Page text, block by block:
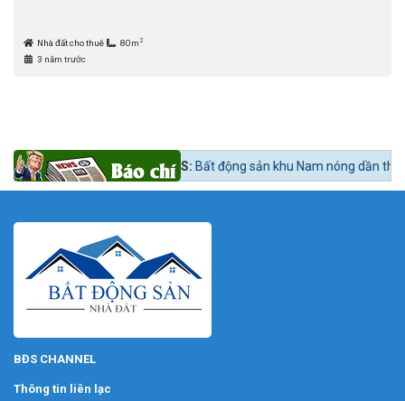
Nhà đất cho thuê 80m 2
3 năm trước
tức 24h BĐS:Bất động sản khu Nam nóng dần theo lộ trình lên quận
BĐS CHANNEL
Thông tin liên lạc